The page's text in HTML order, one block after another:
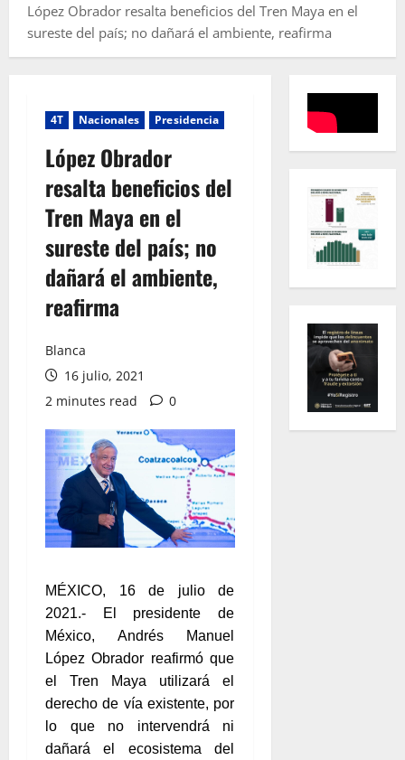
López Obrador resalta beneficios del Tren Maya en el
sureste del país; no dañará el ambiente, reafirma
4T Nacionales Presidencia
López Obrador
resalta beneficios del
Tren Maya en el
sureste del país; no
dañará el ambiente,
reafirma
Blanca
16 julio, 2021
2 minutes read
0
MÉXICO, 16 de julio de
2021.- El presidente de
México, Andrés Manuel
López Obrador reafirmó que
el Tren Maya utilizará el
derecho de vía existente, por
lo que no intervendrá ni
dañará el ecosistema del